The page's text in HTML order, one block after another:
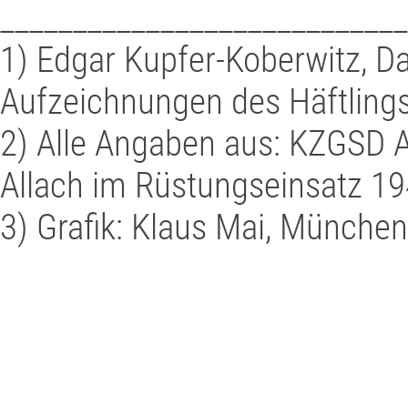
1) Edgar Kupfer-Koberwitz,
Aufzeichnungen des
2) Alle Angaben aus:
Allach im Rüstungseinsatz
3) Grafik: Klaus Mai,